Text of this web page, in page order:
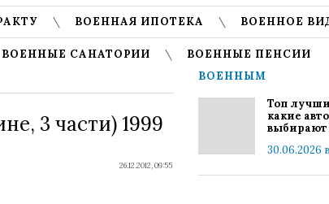
ВОЕННАЯ ИПОТЕКА ВОЕННОЕ
ВОЕННЫЕ САНАТОРИИ
ВОЕННЫЕ ПЕНСИИ
3 части) 1999
26.12.2012, 09:55
ВОЕННЫМ
Топ
какие
выбирают
30.06.2026